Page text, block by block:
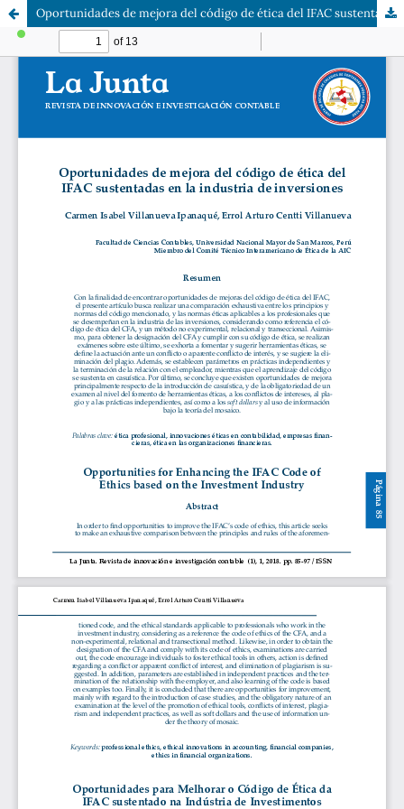
Oportunidades de mejora del código de ética del IFAC sustentadas en la industria de inversiones